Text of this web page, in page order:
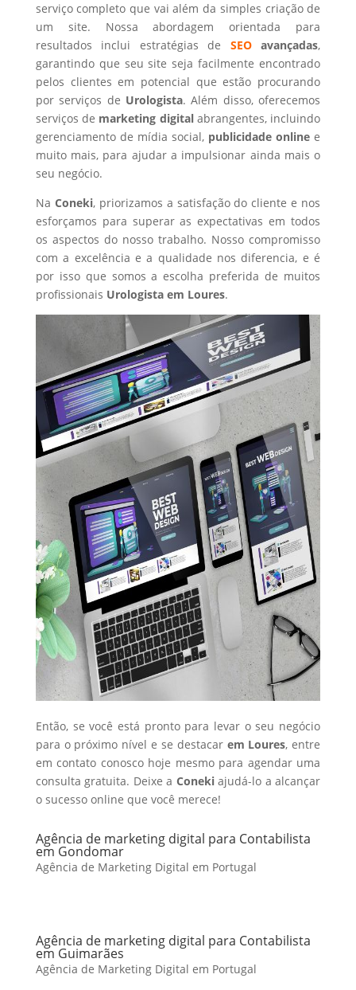
serviço completo que vai além da simples criação de
um site. Nossa abordagem orientada para
resultados inclui estratégias de SEOavançadas,
garantindo que seu site seja facilmente encontrado
pelos clientes em potencial que estão procurando
por serviços de Urologista. Além disso, oferecemos
serviços de marketing digital abrangentes, incluindo
gerenciamento de mídia social, publicidade online e
muito mais, para ajudar a impulsionar ainda mais o
seu negócio.
Na Coneki, priorizamos a satisfação do cliente e nos
esforçamos para superar as expectativas em todos
os aspectos do nosso trabalho. Nosso compromisso
com a excelência e a qualidade nos diferencia, e é
por isso que somos a escolha preferida de muitos
profissionais Urologistaem Loures.
Então, se você está pronto para levar o seu negócio
para o próximo nível e se destacar em Loures, entre
em contato conosco hoje mesmo para agendar uma
consulta gratuita. Deixe a Conekiajudá-lo a alcançar
o sucesso online que você merece!
Agência de marketing digital para Contabilista
em Gondomar
Agência de Marketing Digital em Portugal
Agência de marketing digital para Contabilista
em Guimarães
Agência de Marketing Digital em Portugal